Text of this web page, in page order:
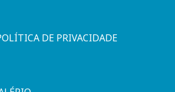
DE PRIVACIDADE